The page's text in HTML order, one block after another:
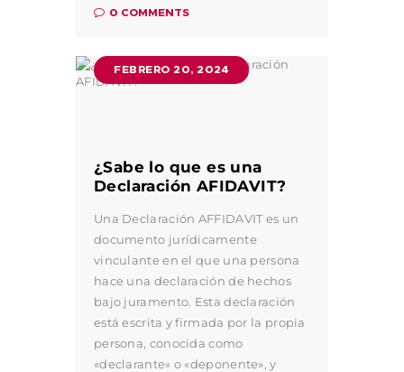
0 COMMENTS
FEBRERO 20, 2024
¿Sabe lo que es una
Declaración AFIDAVIT?
Una Declaración AFFIDAVIT es un
documento jurídicamente
vinculante en el que una persona
hace una declaración de hechos
bajo juramento. Esta declaración
está escrita y firmada por la propia
persona, conocida como
«declarante» o «deponente», y